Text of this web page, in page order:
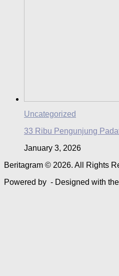
Uncategorized
33 Ribu Pengunjung
January 3, 2026
Beritagram © 2026. All Rights
Powered by - Designed with the